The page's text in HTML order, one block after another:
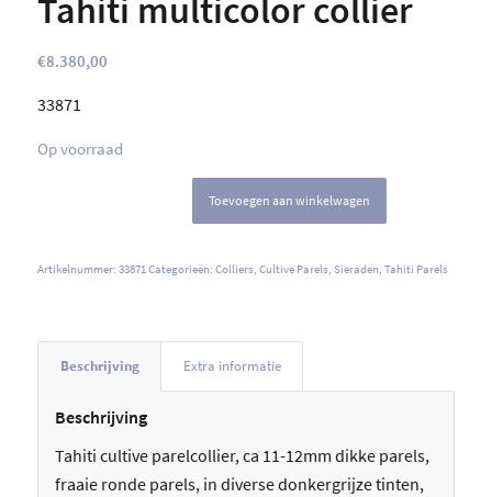
Tahiti multicolor collier
€8.380,00
33871
Op voorraad
Toevoegen aan winkelwagen
Artikelnummer: 33871Categorieën: Colliers, Cultive Parels, Sieraden, Tahiti Parels
Beschrijving Extra informatie
Beschrijving
Tahiti cultive parelcollier, ca 11-12mm dikke parels,
fraaie ronde parels, in diverse donkergrijze tinten,